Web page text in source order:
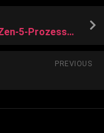
Bit-Rauschen: Erste Hinweise auf Zen-5-Prozessoren von AMD
PREVIOUS